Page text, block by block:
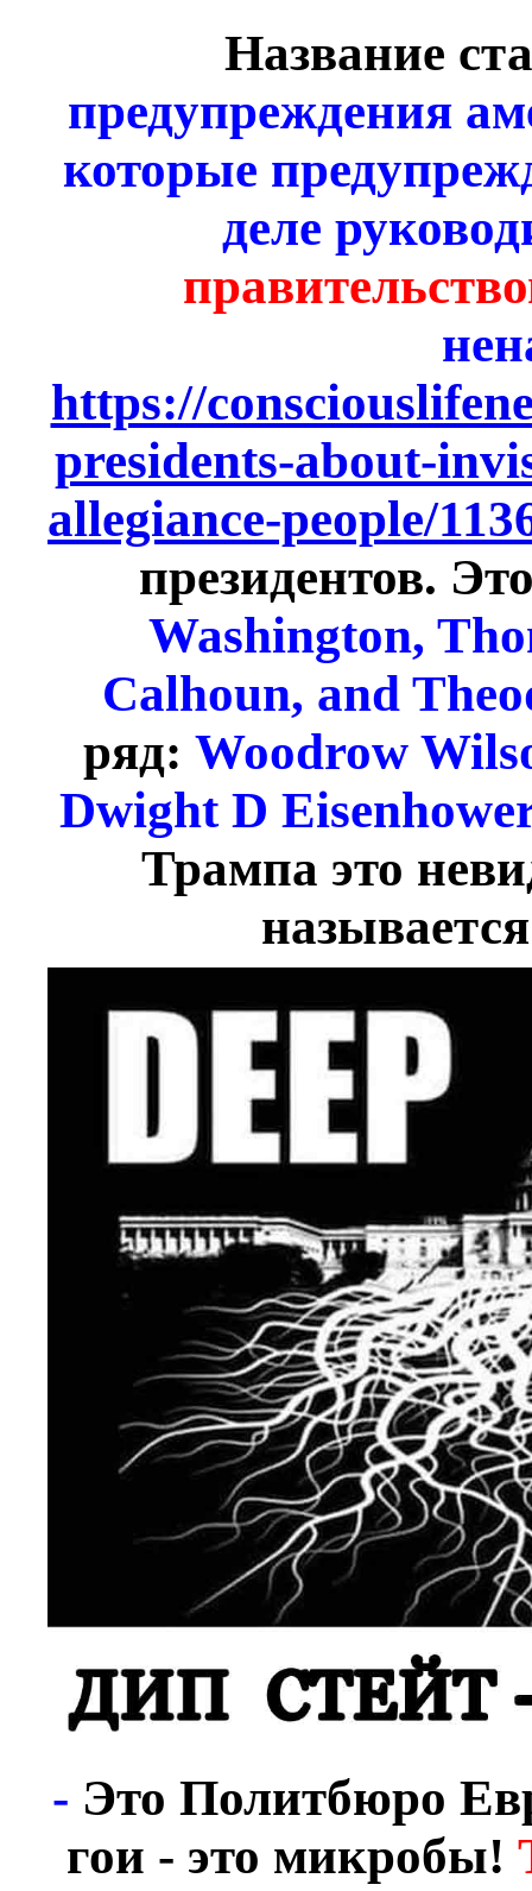
Название
предупреждения
которые
деле
https://
presidents-about-
allegiance-people/
президентов.
Washington,
Calhoun, and
ряд: Woodrow
Dwight D
Трампа это
называется
- Это Политбюро
гои - это микробы!